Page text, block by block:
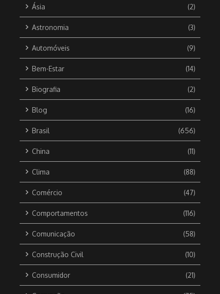
Ásia (2)
Astronomia (3)
Automóveis (9)
Bem-Estar (14)
Biografia (2)
Blog (16)
Brasil (656)
China (11)
Clima (88)
Comércio (47)
Comportamentos (116)
Comunicação (58)
Construção Civil (10)
Consumidor (21)